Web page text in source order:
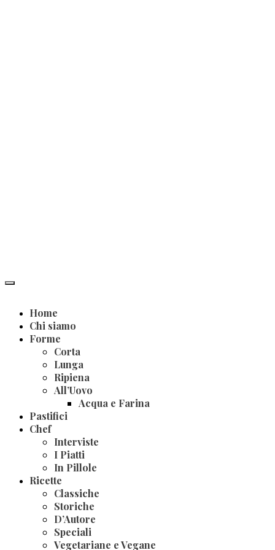
Home
Chi siamo
Forme
Corta
Lunga
Ripiena
All’Uovo
Acqua e Farina
Pastifici
Chef
Interviste
I Piatti
In Pillole
Ricette
Classiche
Storiche
D’Autore
Speciali
Vegetariane e Vegane